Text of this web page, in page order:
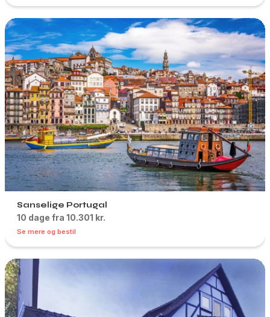
Sanselige Portugal
10 dage fra 10.301 kr.
Se mere og bestil